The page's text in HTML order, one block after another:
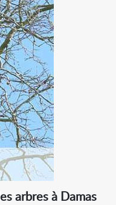
arbres à Damas